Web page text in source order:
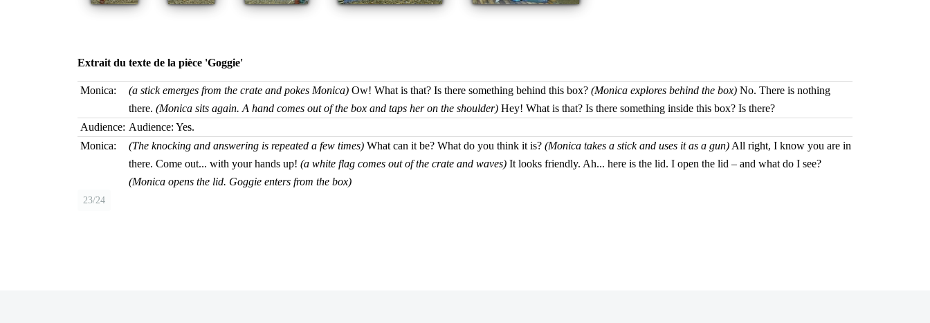
Extrait du texte de la pièce 'Goggie'
Monica: (a stick emerges from the crate and pokes Monica) Ow! What is that? Is there something behind this box? (Monica explores behind the box) No. There is nothing
there. (Monica sits again. A hand comes out of the box and taps her on the shoulder) Hey! What is that? Is there something inside this box? Is there?
Audience: Audience: Yes.
Monica:
(The knocking and answering is repeated a few times) What can it be? What do you think it is? (Monica takes a stick and uses it as a gun) All right, I know you are in
there. Come out... with your hands up! (a white flag comes out of the crate and waves) It looks friendly. Ah... here is the lid. I open the lid – and what do I see?
(Monica opens the lid. Goggie enters from the box)
23/24